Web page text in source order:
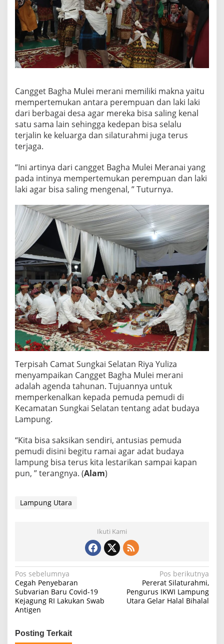
Cangget Bagha Mulei merani memiliki makna yaitu
mempertemukan antara perempuan dan laki laki
dari berbagai desa agar mereka bisa saling kenal
satu sama lain sehingga kedepan bisa selalu
terjalin ke keluarga dan silaturahmi juga terus
terjaga.
“Ini artinya dari cangget Bagha Mulei Meranai yang
pada intinya mempertemukan perempuan dan laki
laki agar bisa saling mengenal, ” Tuturnya.
Terpisah Camat Sungkai Selatan Riya Yuliza
menyampaikan Cangget Bagha Mulei merani
adalah agenda tahunan. Tujuannya untuk
memperkenalkan kepada pemuda pemudi di
Kecamatan Sungkai Selatan tentang adat budaya
Lampung.
“Kita bisa saksikan sendiri, antusias pemuda
pemudi disini begitu ramai agar adat budaya
lampung bisa terus kita lestarikan sampai kapan
pun, ” terangnya. (Alam)
Lampung Utara
Ikuti Kami
N
a
v
g
Pos sebelumnya
Cegah Penyebaran
Subvarian Baru Covid-19
Kejagung RI Lakukan Swab
Antigen
Pos berikutnya
Pererat Silaturahmi,
Pengurus IKWI Lampung
Utara Gelar Halal Bihalal
Posting Terkait